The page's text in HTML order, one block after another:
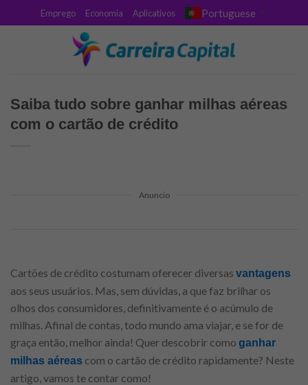
to
Emprego Economia Aplicativos Portuguese ▼
Saiba tudo sobre ganhar milhas aéreas
com o cartão de crédito
Anuncio
Cartões de crédito costumam oferecer diversas vantagens
aos seus usuários. Mas, sem dúvidas, a que faz brilhar os
olhos dos consumidores, definitivamente é o acúmulo de
milhas. Afinal de contas, todo mundo ama viajar, e se for de
graça então, melhor ainda! Quer descobrir como ganhar
milhas aéreas com o cartão de crédito rapidamente? Neste
artigo, vamos te contar como!